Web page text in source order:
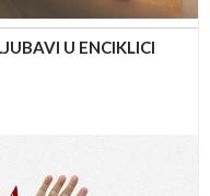
U ENCIKLICI